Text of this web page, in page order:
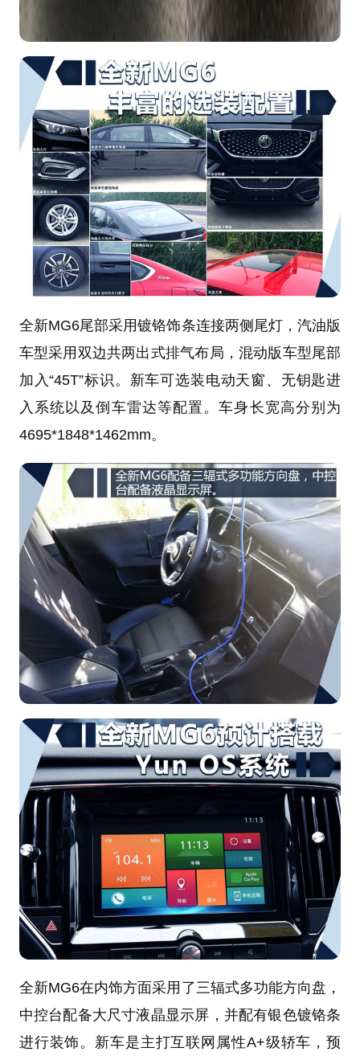
全新MG6尾部采用镀铬饰条连接两侧尾灯，汽油版
车型采用双边共两出式排气布局，混动版车型尾部
加入“45T”标识。新车可选装电动天窗、无钥匙进
入系统以及倒车雷达等配置。车身长宽高分别为
4695*1848*1462mm。
全新MG6在内饰方面采用了三辐式多功能方向盘，
中控台配备大尺寸液晶显示屏，并配有银色镀铬条
进行装饰。新车是主打互联网属性A+级轿车，预